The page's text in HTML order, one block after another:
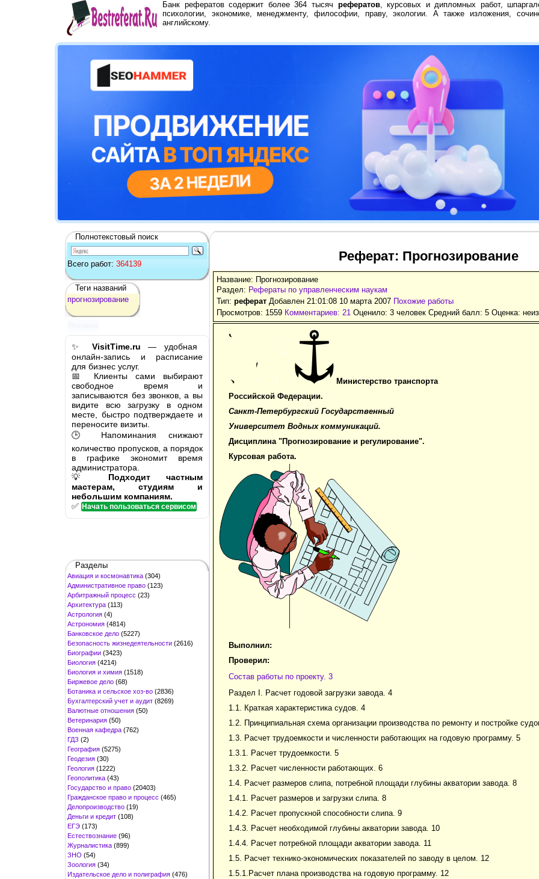
Банк рефератов содержит более 364 тысяч рефератов, курсовых и дипломных работ,
психологии, экономике, менеджменту, философии, праву, экологии. А также изложения,
английскому.
Полнотекстовый поиск
Всего работ: 364139
Теги названий
прогнозирование
✨ VisitTime.ru — удобная
онлайн-запись и расписание
для бизнес услуг.
📅 Клиенты сами выбирают
свободное время и
записываются без звонков, а вы
видите всю загрузку в одном
месте, быстро подтверждаете и
переносите визиты.
🕒 Напоминания снижают
количество пропусков, а порядок
в графике экономит время
администратора.
💡 Подходит частным
мастерам, студиям и
небольшим компаниям.
✅ Начать пользоваться сервисом
Разделы
Авиация и космонавтика (304)
Административное право (123)
Арбитражный процесс (23)
Архитектура (113)
Астрология (4)
Астрономия (4814)
Банковское дело (5227)
Безопасность жизнедеятельности (2616)
Биографии (3423)
Биология (4214)
Биология и химия (1518)
Биржевое дело (68)
Ботаника и сельское хоз-во (2836)
Бухгалтерский учет и аудит (8269)
Валютные отношения (50)
Ветеринария (50)
Военная кафедра (762)
ГДЗ (2)
География (5275)
Геодезия (30)
Геология (1222)
Геополитика (43)
Государство и право (20403)
Гражданское право и процесс (465)
Делопроизводство (19)
Деньги и кредит (108)
ЕГЭ (173)
Естествознание (96)
Журналистика (899)
ЗНО (54)
Зоология (34)
Издательское дело и полиграфия (476)
Реферат: Прогнозирование
Название: Прогнозирование
Раздел: Рефераты по управленческим наукам
Тип: реферат Добавлен 21:01:08 10 марта 2007 Похожие работы
Просмотров: 1559 Комментариев: 21 Оценило: 3 человек Средний балл: 5 Оценка:
Министерство транспорта
Рос­сий­ской Фе­де­ра­ции.
Санкт-Пе­тер­бург­ский Го­су­дар­ст­вен­ный
Уни­вер­си­тет Вод­ных ком­му­ни­ка­ций.
Дис­ци­п­лина "Прогнозирование и регулирование".
Курсовая работа.
Выполнил:
Проверил:
Состав работы по проекту. 3
Раздел I. Расчет годовой загрузки завода. 4
1.1. Краткая характеристика судов. 4
1.2. Принципиальная схема организации производства по ремонту и постройке
1.3. Расчет трудоемкости и численности работающих на годовую программу. 5
1.3.1. Расчет трудоемкости. 5
1.3.2. Расчет численности работающих. 6
1.4. Расчет размеров слипа, потребной площади глубины акватории завода. 8
1.4.1. Расчет размеров и загрузки слипа. 8
1.4.2. Расчет пропускной способности слипа. 9
1.4.3. Расчет необходимой глубины акватории завода. 10
1.4.4. Расчет потребной площади акватории завода. 11
1.5. Расчет технико-экономических показателей по заводу в целом. 12
1.5.1.Расчет плана производства на годовую программу. 12